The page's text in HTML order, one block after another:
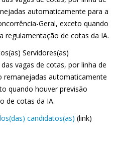
automaticamente para a
Geral, exceto quando
regulamentação de cotas da IA.
Servidores(as)
vagas de cotas, por linha de
remanejadas automaticamente
quando houver previsão
de cotas da IA.
candidatos(as) (link)